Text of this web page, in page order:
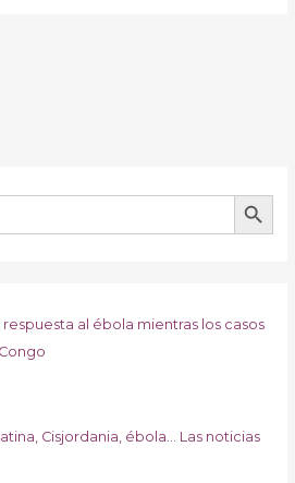
BOTÓN DE
al ébola mientras los casos
Cisjordania, ébola… Las noticias